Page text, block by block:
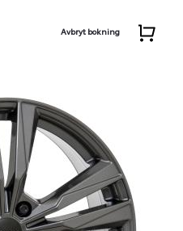
Avbryt bokning